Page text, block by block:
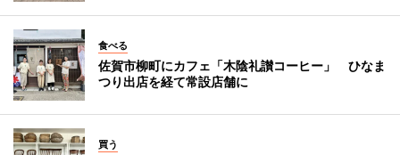
食べる
佐賀市柳町にカフェ「木陰礼讃コーヒー」 ひなま
つり出店を経て常設店舗に
買う